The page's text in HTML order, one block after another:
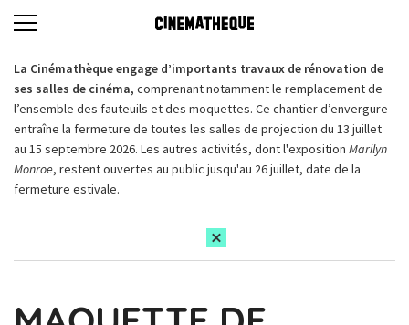
La Cinémathèque engage d’importants travaux de rénovation de
ses salles de cinéma, comprenant notamment le remplacement de
l’ensemble des fauteuils et des moquettes. Ce chantier d’envergure
entraîne la fermeture de toutes les salles de projection du 13 juillet
au 15 septembre 2026. Les autres activités, dont l'exposition Marilyn
Monroe, restent ouvertes au public jusqu'au 26 juillet, date de la
fermeture estivale.